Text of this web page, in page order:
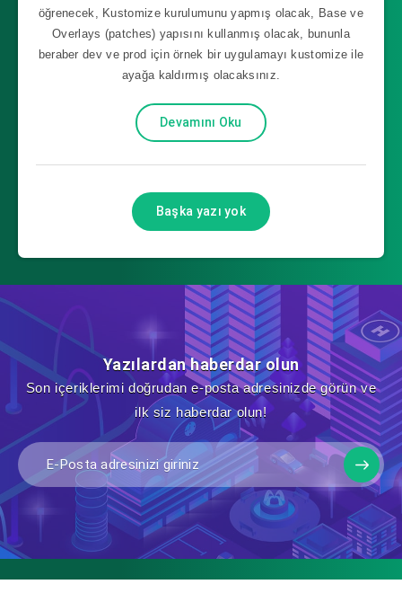
öğrenecek, Kustomize kurulumunu yapmış olacak, Base ve
Overlays (patches) yapısını kullanmış olacak, bununla
beraber dev ve prod için örnek bir uygulamayı kustomize ile
ayağa kaldırmış olacaksınız.
Devamını Oku
Başka yazı yok
Yazılardan haberdar olun
Son içeriklerimi doğrudan e-posta adresinizde görün ve
ilk siz haberdar olun!